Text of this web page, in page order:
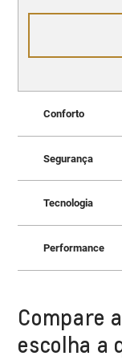
Conforto
Tudo o
Segurança
Tecnologia
Performance
Compare
escolha a